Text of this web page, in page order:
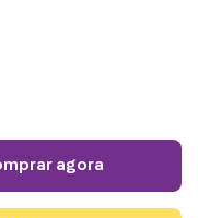
agora